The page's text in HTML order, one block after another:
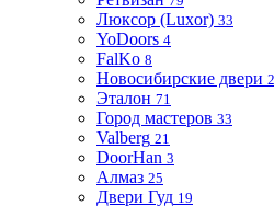
Люксор (Luxor) 33
YoDoors 4
FalKo 8
Новосибирские двери
Эталон 71
Город мастеров 33
Valberg 21
DoorHan 3
Алмаз 25
Двери Гуд 19